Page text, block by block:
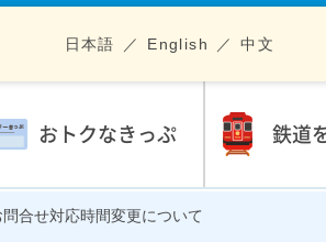
おトクなきっぷ 鉄道
日本語 English 中文
合せ対応時間変更について